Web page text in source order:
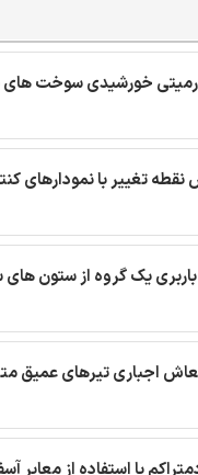
خورشیدی سوخت های
تغییر با نمودارهای
یک گروه از ستون
اجباری تیرهای